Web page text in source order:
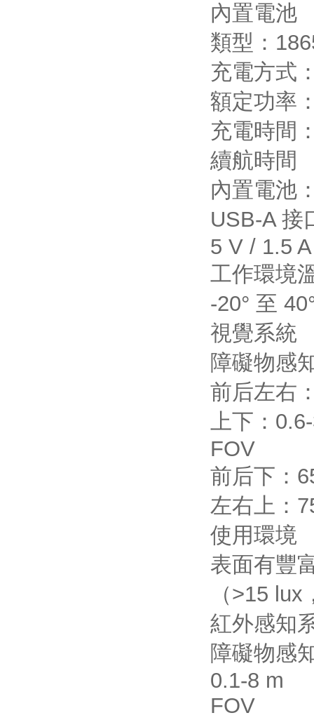
內置電池
類型：
充電方式
額定功率
充電時間
續航時間
內置電池
USB-A 接
5 V / 1.5 A
工作環境
-20° 至
視覺系統
障礙物感
前后左右
上下：
FOV
前后下：
左右上：
使用環境
表面有豐
（>15
紅外感知
障礙物感
0.1-8 m
FOV